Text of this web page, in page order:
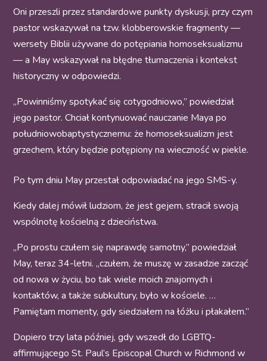
Oni przeszli przez standardowe punkty dyskusji, przy czym
pastor wskazywał na tzw. klobberowskie fragmenty —
wersety Biblii używane do potępiania homoseksualizmu
— a May wskazywał na błędne tłumaczenia i kontekst
historyczny w odpowiedzi.
„Powinniśmy spotykać się cotygodniowo,” powiedział
jego pastor. Chciał kontynuować nauczanie Maya po
południowobaptystycznemu: że homoseksualizm jest
grzechem, który będzie potępiony na wieczność w piekle.
Po tym dniu May przestał odpowiadać na jego SMS-y.
Kiedy dalej mówił ludziom, że jest gejem, stracił swoją
wspólnotę kościelną z dzieciństwa.
„Po prostu czułem się naprawdę samotny,” powiedział
May, teraz 34-letni. „czułem, że muszę w zasadzie zacząć
od nowa w życiu, bo tak wiele moich znajomych i
kontaktów, a także subkultury, było w kościele. …
Pamiętam momenty, gdy siedziałem na łóżku i płakałem.”
Dopiero trzy lata później, gdy wszedł do LGBTQ-
affirmującego St. Paul’s Episcopal Church w Richmond w